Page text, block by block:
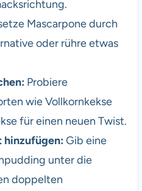
Mascarpone durch
oder rühre etwas
Probiere
wie Vollkornkekse
für einen neuen Twist.
hinzufügen: Gib eine
unter die
doppelten